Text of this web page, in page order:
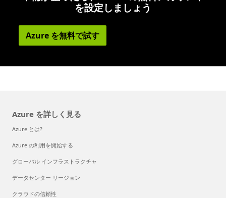
を設定しましょう
Azure を無料で試す
Azure を詳しく見る
Azure とは?
Azure の利用を開始する
グローバル インフラストラクチャ
データセンター リージョン
クラウドの信頼性